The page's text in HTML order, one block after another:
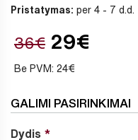
Pristatymas: per 4 - 7 d.d.
36€ 29€
Be PVM: 24€
GALIMI PASIRINKIMAI
Dydis